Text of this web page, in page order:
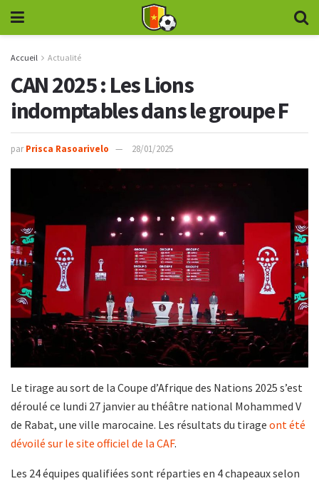
Accueil Actualité
CAN 2025 : Les Lions
indomptables dans le groupe F
par Prisca Rasoarivelo 28/01/2025
Le tirage au sort de la Coupe d’Afrique des Nations 2025 s’est
déroulé ce lundi 27 janvier au théâtre national Mohammed V
de Rabat, une ville marocaine. Les résultats du tirage ont été
dévoilé sur le site officiel de la CAF.
Les 24 équipes qualifiées sont réparties en 4 chapeaux selon